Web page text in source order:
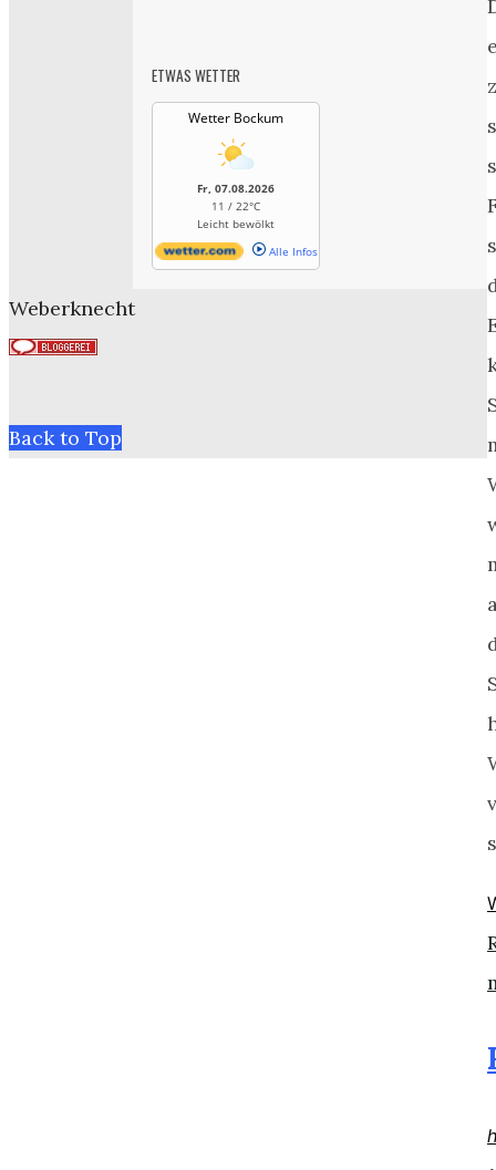
ETWAS WETTER
Wetter Bockum
Fr, 07.08.2026
11 / 22°C
Leicht bewölkt
Alle Infos
Weberknecht
Back to Top